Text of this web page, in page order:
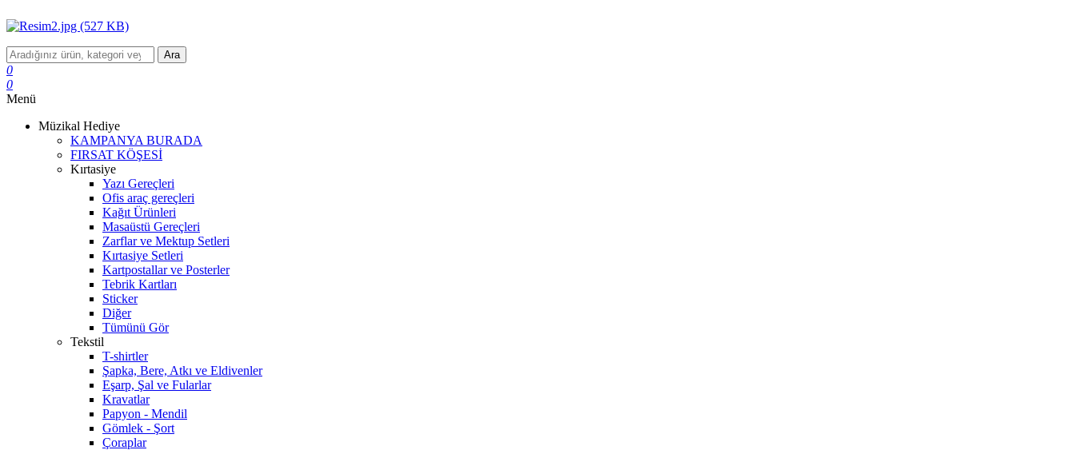
Ara
0
0
Menü
Müzikal Hediye
KAMPANYA BURADA
FIRSAT KÖŞESİ
Kırtasiye
Yazı Gereçleri
Ofis araç gereçleri
Kağıt Ürünleri
Masaüstü Gereçleri
Zarflar ve Mektup Setleri
Kırtasiye Setleri
Kartpostallar ve Posterler
Tebrik Kartları
Sticker
Diğer
Tümünü Gör
Tekstil
T-shirtler
Şapka, Bere, Atkı ve Eldivenler
Eşarp, Şal ve Fularlar
Kravatlar
Papyon - Mendil
Gömlek - Şort
Çoraplar